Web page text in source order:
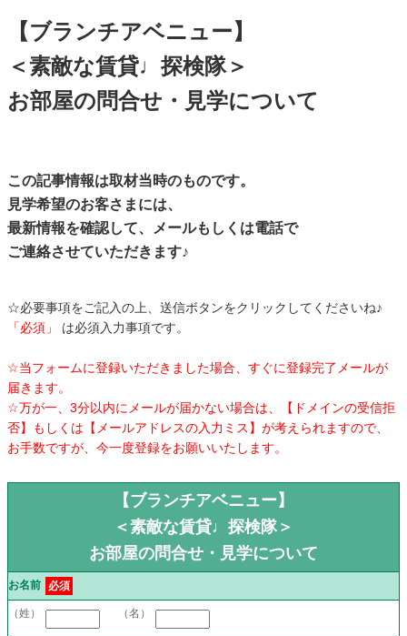
【ブランチアベニュー】
＜素敵な賃貸♩探検隊＞
お部屋の問合せ・見学について
この記事情報は取材当時のものです。
見学希望のお客さまには、
最新情報を確認して、メールもしくは電話で
ご連絡させていただきます♪
☆必要事項をご記入の上、送信ボタンをクリックしてくださいね♪
「必須」
は必須入力事項です。
☆当フォームに登録いただきました場合、すぐに登録完了メールが
届きます。
☆万が一、3分以内にメールが届かない場合は、【ドメインの受信拒
否】もしくは【メールアドレスの入力ミス】が考えられますので、
お手数ですが、今一度登録をお願いいたします。
【ブランチアベニュー】
＜素敵な賃貸♩探検隊＞
お部屋の問合せ・見学について
お名前 必須
（姓） （名）